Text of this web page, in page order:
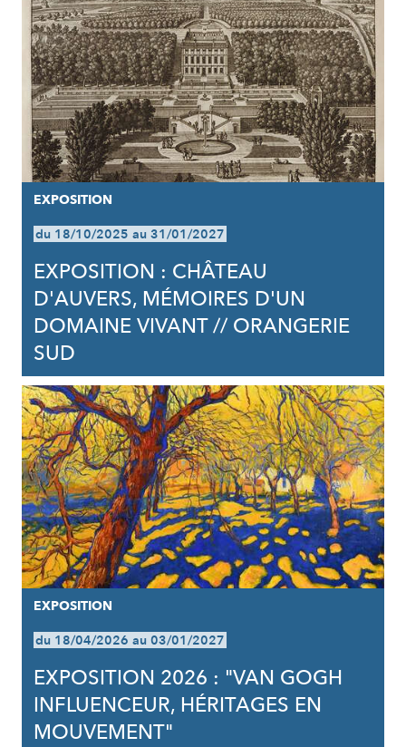
EXPOSITION
du 18/10/2025 au 31/01/2027
EXPOSITION : CHÂTEAU
D'AUVERS, MÉMOIRES D'UN
DOMAINE VIVANT // ORANGERIE
SUD
EXPOSITION
du 18/04/2026 au 03/01/2027
EXPOSITION 2026 : "VAN GOGH
INFLUENCEUR, HÉRITAGES EN
MOUVEMENT"